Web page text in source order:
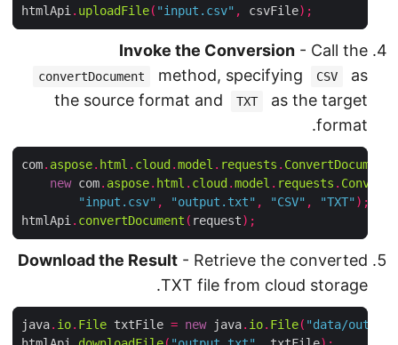
htmlApi.uploadFile ("input.csv" , csvFile );
Invoke the Conversion- Call the
convertDocument method, specifying CSV
as
the source format and
TXT
as the target
format.
com.aspose .html.cloud.model .requests.
new com.aspose .html.cloud.model .requests.
"input.csv"
"output.txt" "CSV" "TXT" );
htmlApi.convertDocument (request );
Download the Result- Retrieve the converted
TXT file from cloud storage.
java.io.File txtFile = new java.io.File ("data/